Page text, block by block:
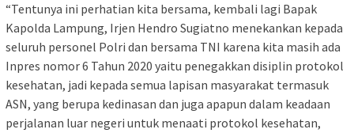
“Tentunya ini perhatian kita bersama, kembali lagi Bapak
Kapolda Lampung, Irjen Hendro Sugiatno menekankan kepada
seluruh personel Polri dan bersama TNI karena kita masih ada
Inpres nomor 6 Tahun 2020 yaitu penegakkan disiplin protokol
kesehatan, jadi kepada semua lapisan masyarakat termasuk
ASN, yang berupa kedinasan dan juga apapun dalam keadaan
perjalanan luar negeri untuk menaati protokol kesehatan,